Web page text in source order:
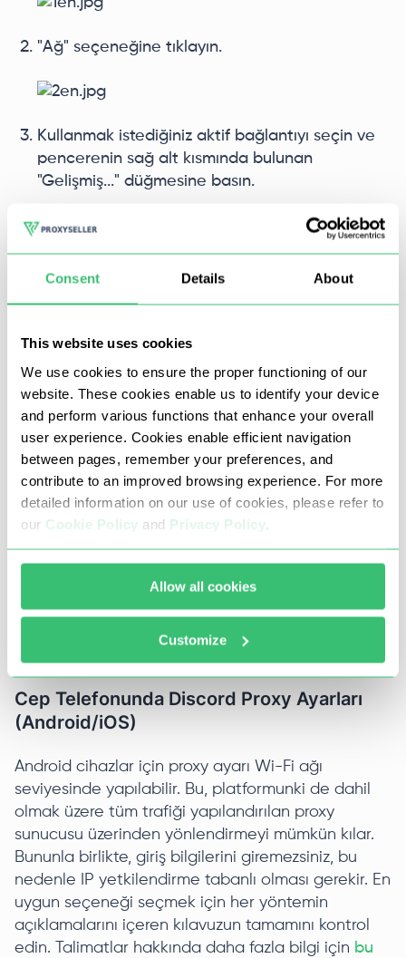
Consent Details About
This website uses cookies
We use cookies to ensure the proper functioning of our
website. These cookies enable us to identify your device
and perform various functions that enhance your overall
user experience. Cookies enable efficient navigation
between pages, remember your preferences, and
contribute to an improved browsing experience. For more
detailed information on our use of cookies, please refer to
our Cookie Policy and Privacy Policy
Allow all cookies
Customize
"Ağ" seçeneğine tıklayın.
Kullanmak istediğiniz aktif bağlantıyı seçin ve
pencerenin sağ alt kısmında bulunan
"Gelişmiş..." düğmesine basın.
"Proxy'ler" sekmesine gidin, gerekli protokol
yazın. Hedef ortam IPv6’yı destekliyorsa, adres
seçeneğini de değerlendirebilirsiniz. Varsa,
kullanıcı adı ve parola kimlik bilgileri
gereksinimleri için uygun kutuları işaretleyin.
Ana menüye erişmek için "Tamam" düğmesine
tıklayın.
Konum tabanlı IP adresinin Discord için ayarlanan
proxy adresine ayarlandığını doğrulamak için
araçlarbelirli bir siteden.Proxy denetleyicisi
Kullanıcılar ayrıca doğru işlevselliğini doğrulama
Cep Telefonunda Discord Proxy Ayarları
(Android/iOS)
Android cihazlar için proxy ayarı Wi-Fi ağı
seviyesinde yapılabilir. Bu, platformunki de dahil
olmak üzere tüm trafiği yapılandırılan proxy
sunucusu üzerinden yönlendirmeyi mümkün kılar.
Bununla birlikte, giriş bilgilerini giremezsiniz, bu
nedenle IP yetkilendirme tabanlı olması gerekir. En
uygun seçeneği seçmek için her yöntemin
açıklamalarını içeren kılavuzun tamamını kontrol
edin. Talimatlar hakkında daha fazla bilgi için bu